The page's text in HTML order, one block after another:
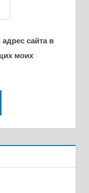
сайта в
моих